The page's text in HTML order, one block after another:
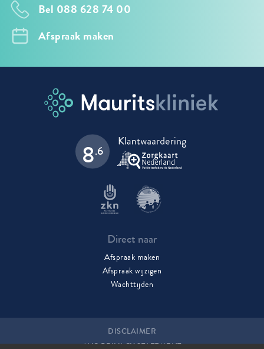
Bel 088 628 74 00
Afspraak maken
8.6
Direct naar
Afspraak maken
Afspraak wijzigen
Wachttijden
DISCLAIMER
AVG PRIVACY STATEMENT